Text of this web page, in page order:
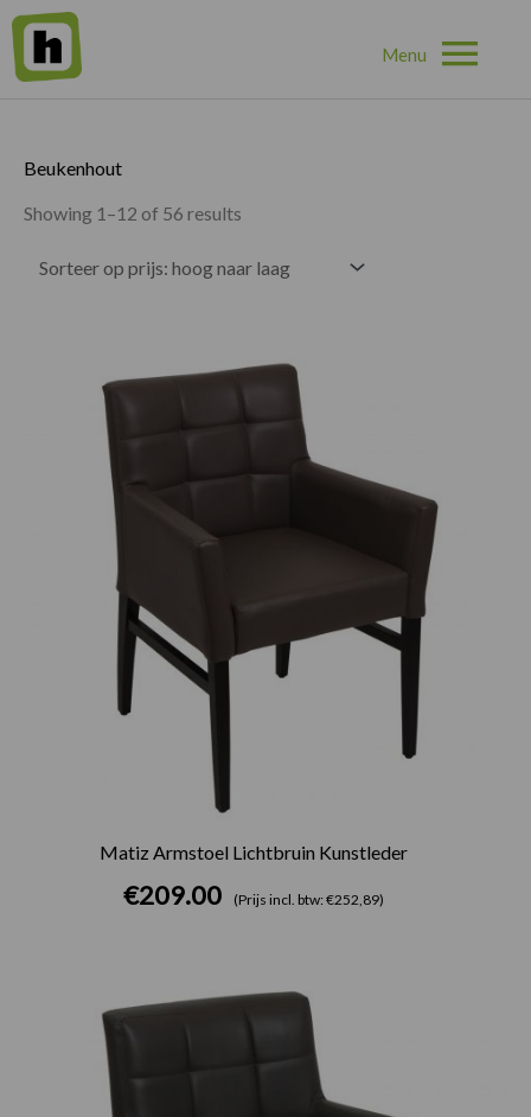
Home»
Beukenhout
Showing 1–12 of 56 results
Matiz Armstoel Lichtbruin Kunstleder
€209.00 (Prijs incl. btw: €252,89)